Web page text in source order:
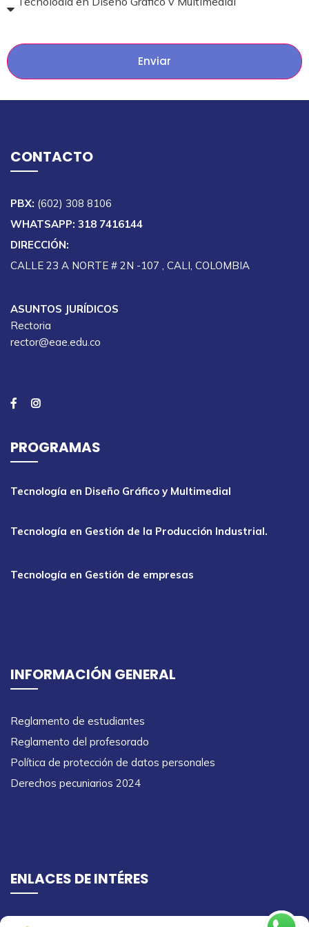
Enviar
CONTACTO
PBX: (602) 308 8106
WHATSAPP: 318 7416144
DIRECCIÓN:
CALLE 23 A NORTE # 2N -107 , CALI, COLOMBIA
ASUNTOS JURÍDICOS
Rectoria
rector@eae.edu.co
PROGRAMAS
Tecnología en Diseño Gráfico y Multimedial
Tecnología en Gestión de la Producción Industrial.
Tecnología en Gestión de empresas
INFORMACIÓN GENERAL
Reglamento de estudiantes
Reglamento del profesorado
Política de protección de datos personales
Derechos pecuniarios 2024
ENLACES DE INTÉRES